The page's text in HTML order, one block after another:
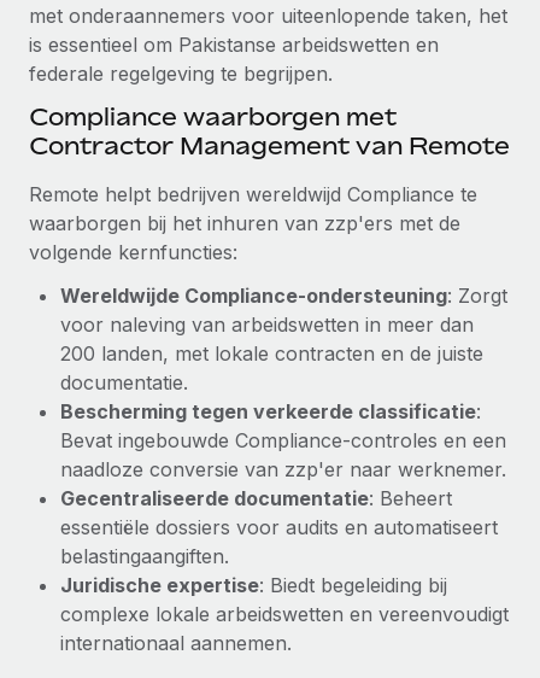
Compliance Watchtower
Blijf compliance-risico's voor
Lever en track wereldwijd IT-middelen
Entiteiten oprichten
Stel snel compliant entiteiten op
Mobiliteit en overplaatsing
Plaats werknemers moeiteloos over
Secundaire arbeidsvoorwaarden
Eenvoudig secundaire arbeidsvoorwaarden
beheren
BLOG
Global Payroll
EOR en PEO
Contractor Management
Belastingen
Naar de blog
BLOG
Productupdates van Remote: Gusto- en Xero-
integraties en Contractor Management Plus
Het blijft de missie van Remote om alle soorten bedrijven
Meer informatie
Hoe Phiture 55 werknemers in 19 landen
met onderaannemers voor uiteenlopende taken, het
is essentieel om Pakistanse arbeidswetten en
federale regelgeving te begrijpen.
Compliance waarborgen met
Contractor Management van Remote
Remote helpt bedrijven wereldwijd Compliance te
waarborgen bij het inhuren van zzp'ers met de
volgende kernfuncties:
Wereldwijde Compliance-ondersteuning: Zorgt
voor naleving van arbeidswetten in meer dan
200 landen, met lokale contracten en de juiste
documentatie.
Bescherming tegen verkeerde classificatie:
Bevat ingebouwde Compliance-controles en een
naadloze conversie van zzp'er naar werknemer.
Gecentraliseerde documentatie: Beheert
essentiële dossiers voor audits en automatiseert
belastingaangiften.
Juridische expertise: Biedt begeleiding bij
complexe lokale arbeidswetten en vereenvoudigt
internationaal aannemen.